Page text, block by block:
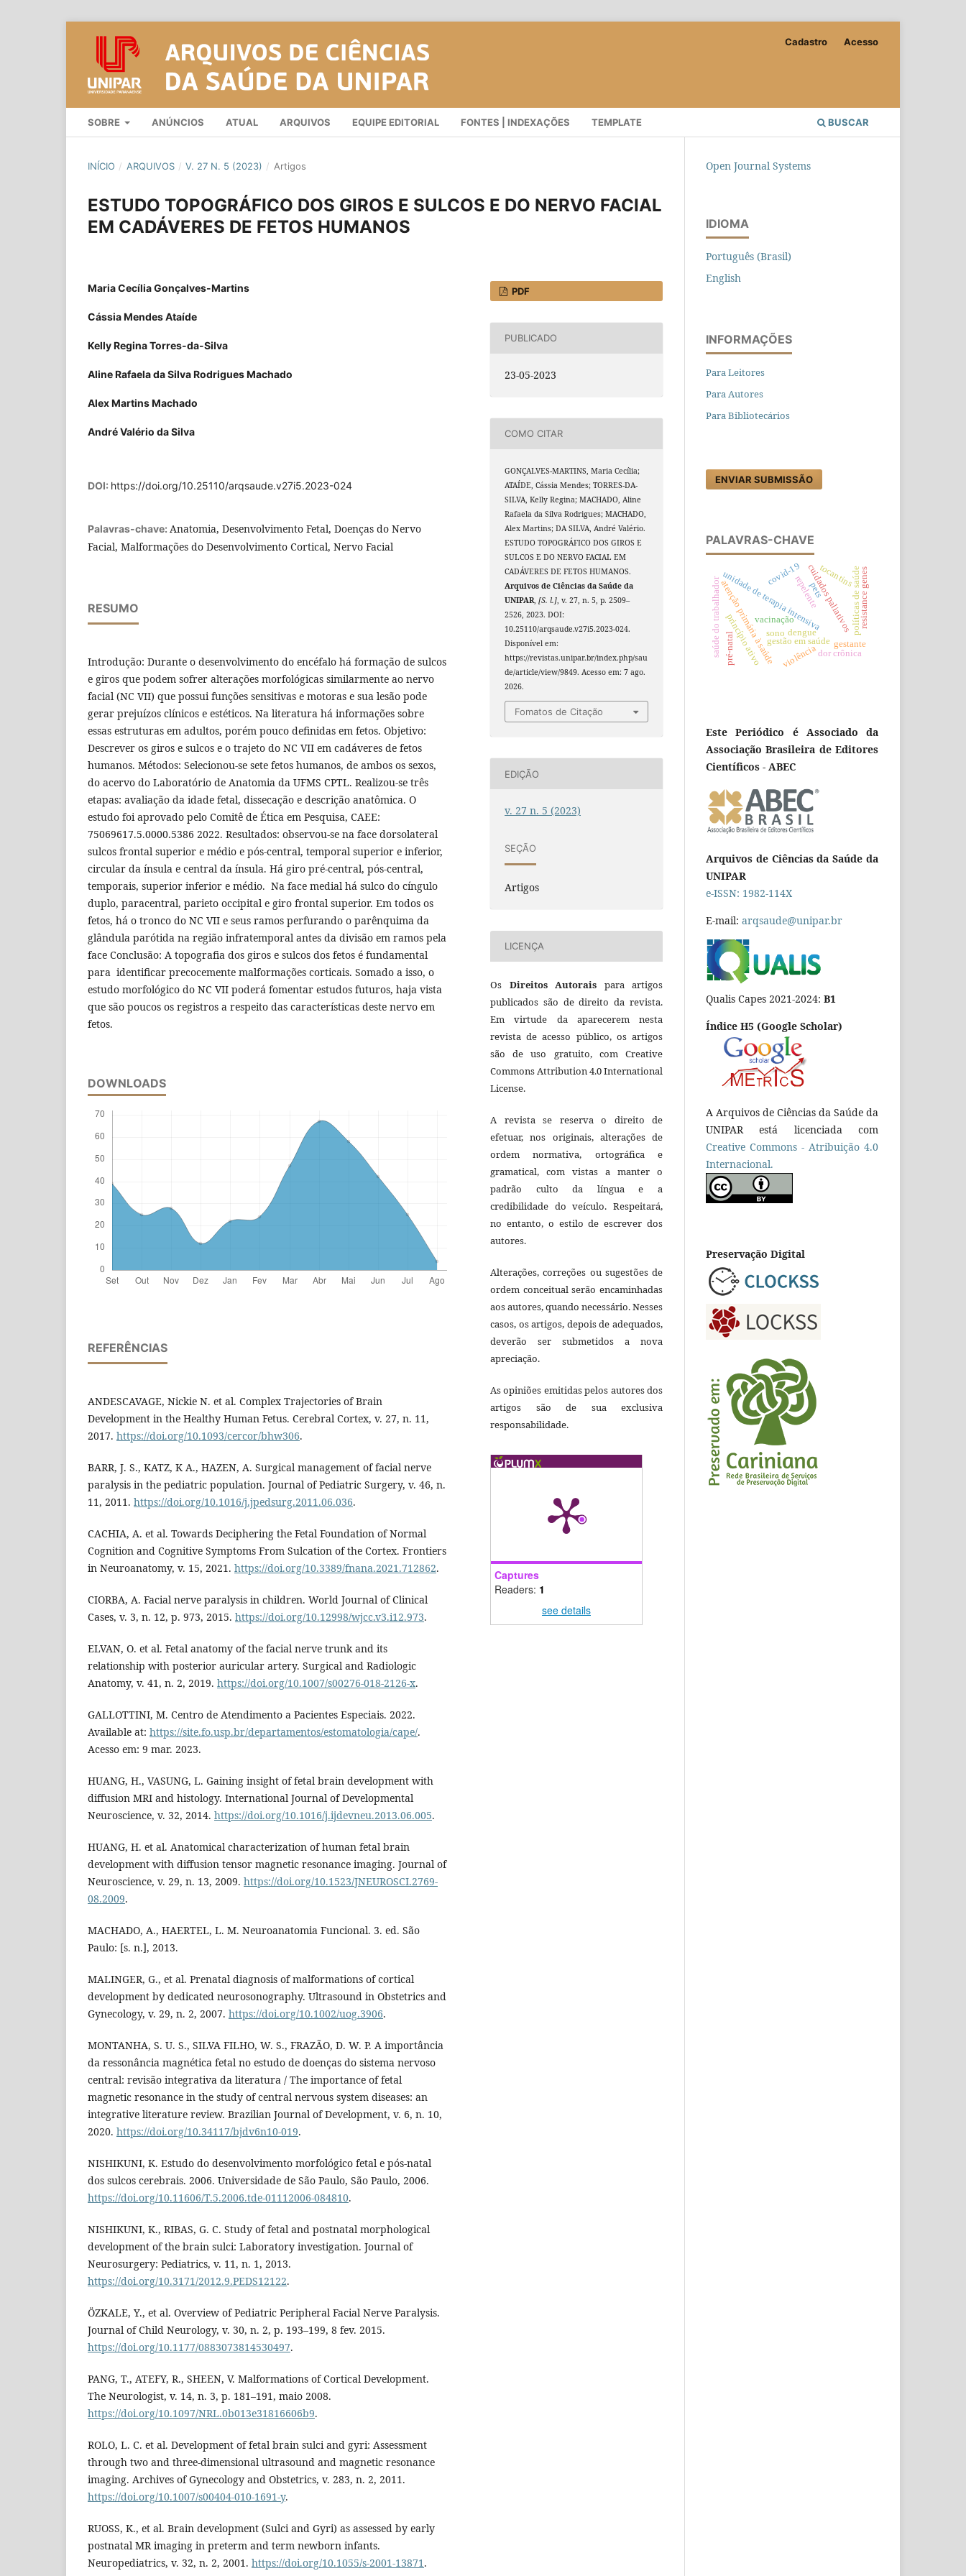
SOBRE ANÚNCIOS ATUAL ARQUIVOS EQUIPE EDITORIAL FONTES | INDEXAÇÕES TEMPLATE BUSCAR
Cadastro Acesso
INÍCIO / ARQUIVOS / V. 27 N. 5 (2023) / Artigos
ESTUDO TOPOGRÁFICO DOS GIROS E SULCOS E DO NERVO FACIAL
EM CADÁVERES DE FETOS HUMANOS
Maria Cecília Gonçalves-Martins
Cássia Mendes Ataíde
Kelly Regina Torres-da-Silva
Aline Rafaela da Silva Rodrigues Machado
Alex Martins Machado
André Valério da Silva
DOI: https://doi.org/10.25110/arqsaude.v27i5.2023-024
Palavras-chave: Anatomia, Desenvolvimento Fetal, Doenças do Nervo
Facial, Malformações do Desenvolvimento Cortical, Nervo Facial
RESUMO
Introdução: Durante o desenvolvimento do encéfalo há formação de sulcos
e giros que podem sofrer alterações morfológicas similarmente ao nervo
facial (NC VII) que possui funções sensitivas e motoras e sua lesão pode
gerar prejuízos clínicos e estéticos. Na literatura há informações sobre
essas estruturas em adultos, porém pouco definidas em fetos. Objetivo:
Descrever os giros e sulcos e o trajeto do NC VII em cadáveres de fetos
humanos. Métodos: Selecionou-se sete fetos humanos, de ambos os sexos,
do acervo do Laboratório de Anatomia da UFMS CPTL. Realizou-se três
etapas: avaliação da idade fetal, dissecação e descrição anatômica. O
estudo foi aprovado pelo Comitê de Ética em Pesquisa, CAEE:
75069617.5.0000.5386 2022. Resultados: observou-se na face dorsolateral
sulcos frontal superior e médio e pós-central, temporal superior e inferior,
circular da ínsula e central da ínsula. Há giro pré-central, pós-central,
temporais, superior inferior e médio. Na face medial há sulco do cíngulo
duplo, paracentral, parieto occipital e giro frontal superior. Em todos os
fetos, há o tronco do NC VII e seus ramos perfurando o parênquima da
glândula parótida na região infratemporal antes da divisão em ramos pela
face Conclusão: A topografia dos giros e sulcos dos fetos é fundamental
para identificar precocemente malformações corticais. Somado a isso, o
estudo morfológico do NC VII poderá fomentar estudos futuros, haja vista
que são poucos os registros a respeito das características deste nervo em
fetos.
DOWNLOADS
REFERÊNCIAS
ANDESCAVAGE, Nickie N. et al. Complex Trajectories of Brain
Development in the Healthy Human Fetus. Cerebral Cortex, v. 27, n. 11,
2017. https://doi.org/10.1093/cercor/bhw306.
BARR, J. S., KATZ, K A., HAZEN, A. Surgical management of facial nerve
paralysis in the pediatric population. Journal of Pediatric Surgery, v. 46, n.
11, 2011. https://doi.org/10.1016/j.jpedsurg.2011.06.036.
CACHIA, A. et al. Towards Deciphering the Fetal Foundation of Normal
Cognition and Cognitive Symptoms From Sulcation of the Cortex. Frontiers
in Neuroanatomy, v. 15, 2021. https://doi.org/10.3389/fnana.2021.712862.
CIORBA, A. Facial nerve paralysis in children. World Journal of Clinical
Cases, v. 3, n. 12, p. 973, 2015. https://doi.org/10.12998/wjcc.v3.i12.973.
ELVAN, O. et al. Fetal anatomy of the facial nerve trunk and its
relationship with posterior auricular artery. Surgical and Radiologic
Anatomy, v. 41, n. 2, 2019. https://doi.org/10.1007/s00276-018-2126-x.
GALLOTTINI, M. Centro de Atendimento a Pacientes Especiais. 2022.
Available at: https://site.fo.usp.br/departamentos/estomatologia/cape/.
Acesso em: 9 mar. 2023.
HUANG, H., VASUNG, L. Gaining insight of fetal brain development with
diffusion MRI and histology. International Journal of Developmental
Neuroscience, v. 32, 2014. https://doi.org/10.1016/j.ijdevneu.2013.06.005.
HUANG, H. et al. Anatomical characterization of human fetal brain
development with diffusion tensor magnetic resonance imaging. Journal of
Neuroscience, v. 29, n. 13, 2009. https://doi.org/10.1523/JNEUROSCI.2769-
08.2009.
MACHADO, A., HAERTEL, L. M. Neuroanatomia Funcional. 3. ed. São
Paulo: [s. n.], 2013.
MALINGER, G., et al. Prenatal diagnosis of malformations of cortical
development by dedicated neurosonography. Ultrasound in Obstetrics and
Gynecology, v. 29, n. 2, 2007. https://doi.org/10.1002/uog.3906.
MONTANHA, S. U. S., SILVA FILHO, W. S., FRAZÃO, D. W. P. A importância
da ressonância magnética fetal no estudo de doenças do sistema nervoso
central: revisão integrativa da literatura / The importance of fetal
magnetic resonance in the study of central nervous system diseases: an
integrative literature review. Brazilian Journal of Development, v. 6, n. 10,
2020. https://doi.org/10.34117/bjdv6n10-019.
NISHIKUNI, K. Estudo do desenvolvimento morfológico fetal e pós-natal
dos sulcos cerebrais. 2006. Universidade de São Paulo, São Paulo, 2006.
https://doi.org/10.11606/T.5.2006.tde-01112006-084810.
NISHIKUNI, K., RIBAS, G. C. Study of fetal and postnatal morphological
development of the brain sulci: Laboratory investigation. Journal of
Neurosurgery: Pediatrics, v. 11, n. 1, 2013.
https://doi.org/10.3171/2012.9.PEDS12122.
ÖZKALE, Y., et al. Overview of Pediatric Peripheral Facial Nerve Paralysis.
Journal of Child Neurology, v. 30, n. 2, p. 193–199, 8 fev. 2015.
https://doi.org/10.1177/0883073814530497.
PANG, T., ATEFY, R., SHEEN, V. Malformations of Cortical Development.
The Neurologist, v. 14, n. 3, p. 181–191, maio 2008.
https://doi.org/10.1097/NRL.0b013e31816606b9.
ROLO, L. C. et al. Development of fetal brain sulci and gyri: Assessment
through two and three-dimensional ultrasound and magnetic resonance
imaging. Archives of Gynecology and Obstetrics, v. 283, n. 2, 2011.
https://doi.org/10.1007/s00404-010-1691-y.
RUOSS, K., et al. Brain development (Sulci and Gyri) as assessed by early
postnatal MR imaging in preterm and term newborn infants.
Neuropediatrics, v. 32, n. 2, 2001. https://doi.org/10.1055/s-2001-13871.
PDF
PUBLICADO
23-05-2023
COMO CITAR
GONÇALVES-MARTINS, Maria Cecília;
ATAÍDE, Cássia Mendes; TORRES-DA-
SILVA, Kelly Regina; MACHADO, Aline
Rafaela da Silva Rodrigues; MACHADO,
Alex Martins; DA SILVA, André Valério.
ESTUDO TOPOGRÁFICO DOS GIROS E
SULCOS E DO NERVO FACIAL EM
CADÁVERES DE FETOS HUMANOS.
Arquivos de Ciências da Saúde da
UNIPAR,[S. l.], v. 27, n. 5, p. 2509–
2526, 2023. DOI:
10.25110/arqsaude.v27i5.2023-024.
Disponível em:
https://revistas.unipar.br/index.php/sau
de/article/view/9849. Acesso em: 7 ago.
2026.
Fomatos de Citação
EDIÇÃO
v. 27 n. 5 (2023)
SEÇÃO
Artigos
LICENÇA
Os Direitos Autorais para artigos
publicados são de direito da revista.
Em virtude da aparecerem nesta
revista de acesso público, os artigos
são de uso gratuito, com Creative
Commons Attribution 4.0 International
License.
A revista se reserva o direito de
efetuar, nos originais, alterações de
ordem normativa, ortográfica e
gramatical, com vistas a manter o
padrão culto da língua e a
credibilidade do veículo. Respeitará,
no entanto, o estilo de escrever dos
autores.
Alterações, correções ou sugestões de
ordem conceitual serão encaminhadas
aos autores, quando necessário. Nesses
casos, os artigos, depois de adequados,
deverão ser submetidos a nova
apreciação.
As opiniões emitidas pelos autores dos
artigos são de sua exclusiva
responsabilidade.
Captures
Readers: 1
see details
Open Journal Systems
IDIOMA
Português (Brasil)
English
INFORMAÇÕES
Para Leitores
Para Autores
Para Bibliotecários
ENVIAR SUBMISSÃO
PALAVRAS-CHAVE
unidade de terapia intensivacuidados paliativos
atenção primária à saúde políticas de saúde
gestão em saúde
vacinação
covid-19
saúde do trabalhador sono
repelente
princípio ativo
pré-natal violência
dengue
tocantins
dor crônica
pets resistance genes
gestante
Este Periódico é Associado da
Associação Brasileira de Editores
Científicos - ABEC
Arquivos de Ciências da Saúde da
UNIPAR
e-ISSN: 1982-114X
E-mail: arqsaude@unipar.br
Qualis Capes 2021-2024: B1
Índice H5 (Google Scholar)
A Arquivos de Ciências da Saúde da
UNIPAR está licenciada com
Creative Commons - Atribuição 4.0
Internacional.
Preservação Digital